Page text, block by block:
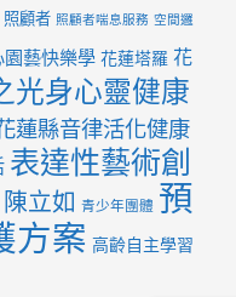
照顧者 照顧者喘息服務 空間邏
園藝快樂學 花蓮塔羅 花
光身心靈健康
蓮縣音律活化健康
表達性藝術創
陳立如 青少年團體 預
方案 高齡自主學習